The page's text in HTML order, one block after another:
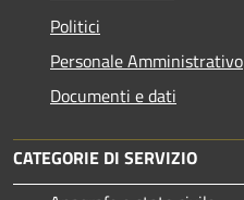
Politici
Personale Amministrativo
Documenti e dati
CATEGORIE DI SERVIZIO